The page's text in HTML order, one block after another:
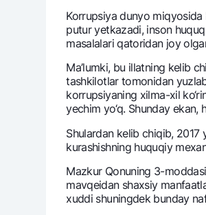
Pul oʻtkazmalari
Tariflar
Ko'p beriladigan
Sayt bo‘yicha
Korrupsiya dunyo
putur yetkazadi, inson
masalalari qatoridan joy
Ma’lumki, bu illatning kеlib
tashkilotlar tomonidan
korrupsiyaning xilma-xil
yechim yo‘q. Shunday
Shulardan kеlib chiqib, 2017
kurashishning huquqiy
Mazkur Qonuning 3-
mavqеidan shaxsiy
xuddi shuningdеk bunday